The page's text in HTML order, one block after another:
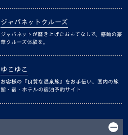
ジャパネットクルーズ
ジャパネットが磨き上げたおもてなしで、感動の豪
華クルーズ体験を。
ゆこゆこ
お客様の『良質な温泉旅』をお手伝い。国内の旅
館・宿・ホテルの宿泊予約サイト